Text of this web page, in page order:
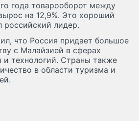
года товарооборот между
на 12,9%. Это хороший
российский лидер.
что Россия придает большое
с Малайзией в сферах
и технологий. Страны также
в области туризма и